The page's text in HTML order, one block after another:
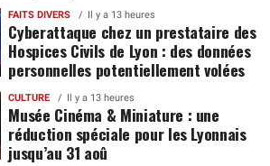
FAITS DIVERS Il y a 13 heures
Cyberattaque chez un prestataire des
Hospices Civils de Lyon : des données
personnelles potentiellement volées
CULTURE Il y a 13 heures
Musée Cinéma & Miniature : une
réduction spéciale pour les Lyonnais
jusqu’au 31 aoû